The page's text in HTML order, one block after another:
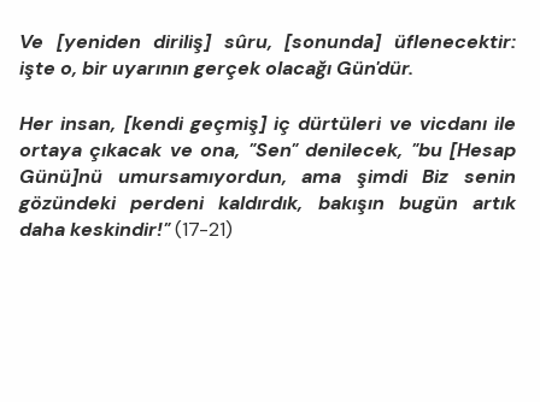
Ve [yeniden diriliş] sûru, [sonunda] üflenecektir:
işte o, bir uyarının gerçek olacağı Gün'dür.
Her insan, [kendi geçmiş] iç dürtüleri ve vicdanı ile
ortaya çıkacak ve ona, "Sen" denilecek, "bu [Hesap
Günü]nü umursamıyordun, ama şimdi Biz senin
gözündeki perdeni kaldırdık, bakışın bugün artık
daha keskindir!"(17-21)